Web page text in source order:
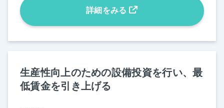
詳細をみる
生産性向上のための設備投資を行い、最
低賃金を引き上げる